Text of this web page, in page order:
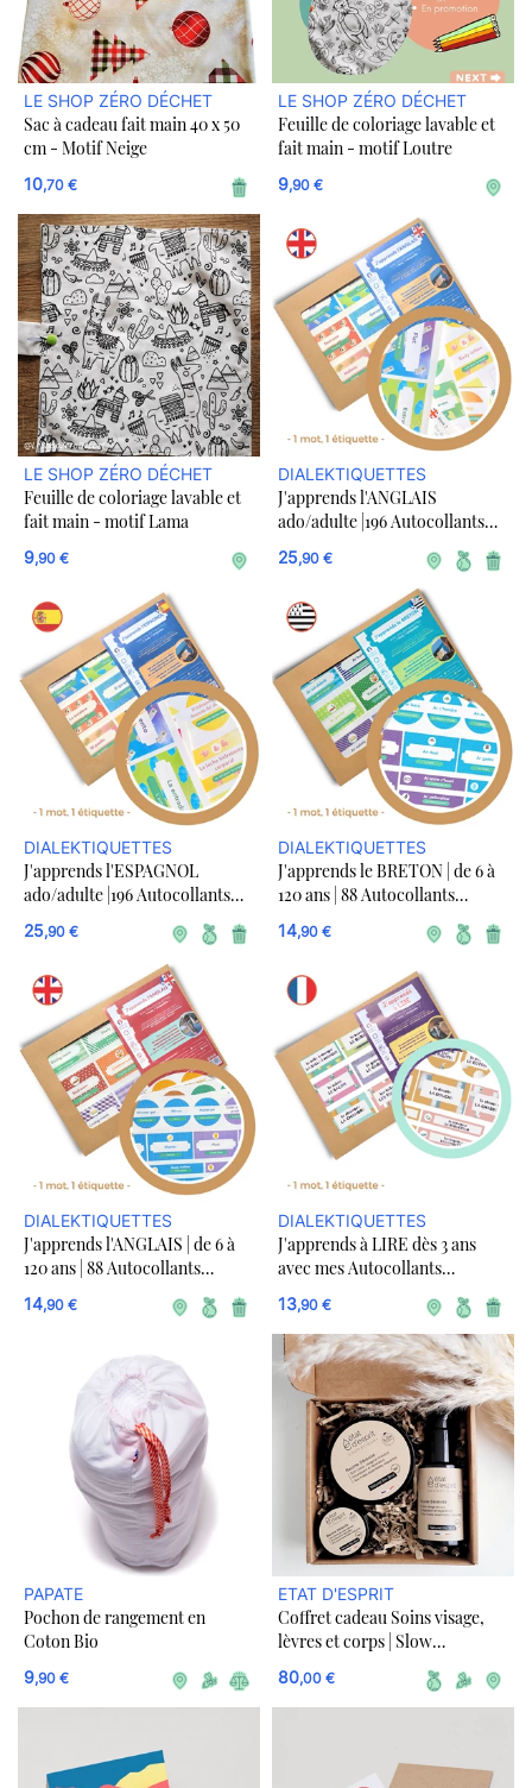
LE SHOP ZÉRO DÉCHET
Sac à cadeau fait main 40 x 50
cm - Motif Neige
10,70 €
LE SHOP ZÉRO DÉCHET
Feuille de coloriage lavable et
fait main - motif Loutre
9,90 €
LE SHOP ZÉRO DÉCHET
Feuille de coloriage lavable et
fait main - motif Lama
9,90 €
DIALEKTIQUETTES
J'apprends l'ANGLAIS
ado/adulte |196 Autocollants
Amovibles Mots de la Maison +
20 stickers vierges
25,90 €
DIALEKTIQUETTES
J'apprends l'ESPAGNOL
ado/adulte |196 Autocollants
Amovibles Mots de la Maison +
20 stickers vierges
25,90 €
DIALEKTIQUETTES
J'apprends le BRETON | de 6 à
120 ans | 88 Autocollants
Amovibles | Vocabulaire de la
Maison
14,90 €
DIALEKTIQUETTES
J'apprends l'ANGLAIS | de 6 à
120 ans | 88 Autocollants
Amovibles | Vocabulaire de la
Maison
14,90 €
DIALEKTIQUETTES
J'apprends à LIRE dès 3 ans
avec mes Autocollants
Amovibles | 88 mots |
Vocabulaire de la maison
13,90 €
PAPATE
Pochon de rangement en
Coton Bio
9,90 €
ETAT D'ESPRIT
Coffret cadeau Soins visage,
lèvres et corps | Slow
Cosmétique
80,00 €